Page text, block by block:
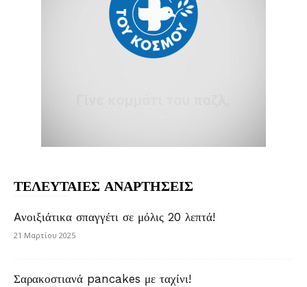
ΤΕΛΕΥΤΑΙΕΣ ΑΝΑΡΤΗΣΕΙΣ
Aνοιξιάτικα σπαγγέτι σε μόλις 20 λεπτά!
21 Μαρτίου 2025
Σαρακοστιανά pancakes με ταχίνι!